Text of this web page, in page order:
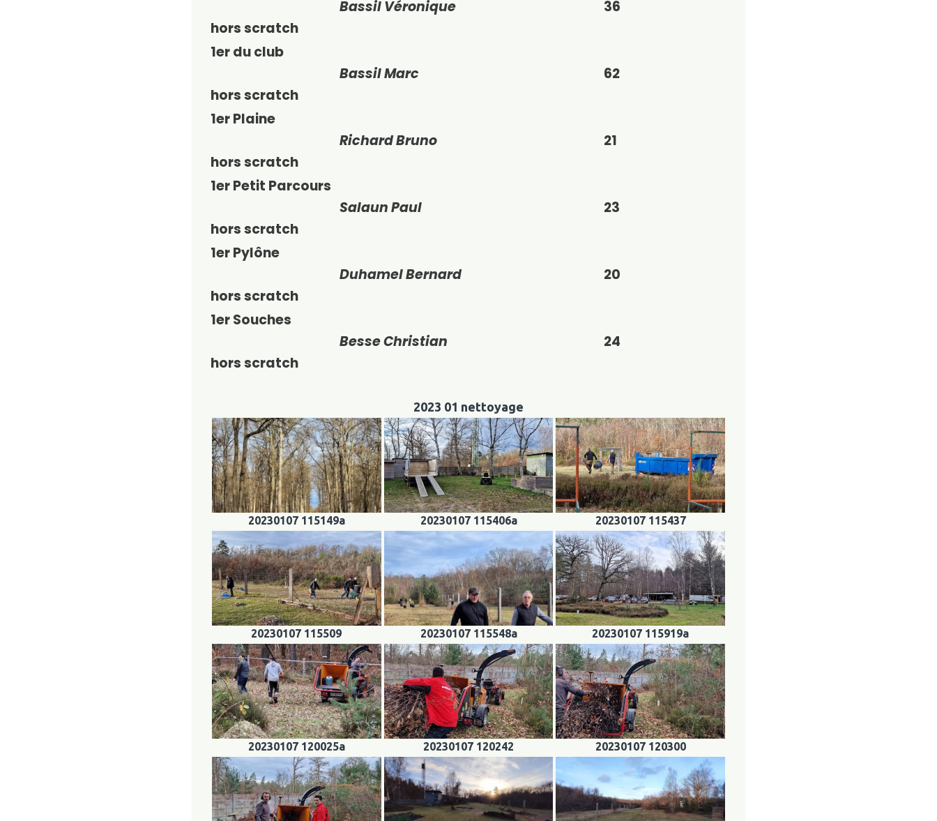
hors scratch
Bassil Véronique 36
1er du club
hors scratch
Bassil Marc 62
1er Plaine
hors scratch
Richard Bruno 21
1er Petit Parcours
hors scratch
Salaun Paul 23
1er Pylône
hors scratch
Duhamel Bernard 20
1er Souches
hors scratch
Besse Christian 24
2023 01 nettoyage
20230107 115149a 20230107 115406a 20230107 115437
20230107 115509 20230107 115548a 20230107 115919a
20230107 120025a 20230107 120242 20230107 120300